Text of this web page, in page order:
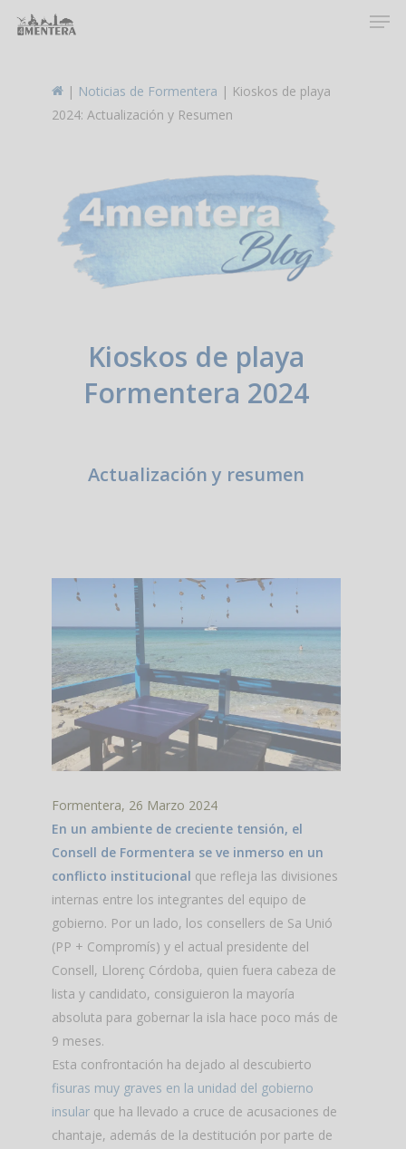
| Noticias de Formentera | Kioskos de playa
2024: Actualización y Resumen
Kioskos de playa
Formentera 2024
Actualización y resumen
Formentera, 26 Marzo 2024
En un ambiente de creciente tensión, el
Consell de Formentera se ve inmerso en un
conflicto institucional que refleja las divisiones
internas entre los integrantes del equipo de
gobierno. Por un lado, los consellers de Sa Unió
(PP + Compromís) y el actual presidente del
Consell, Llorenç Córdoba, quien fuera cabeza de
lista y candidato, consiguieron la mayoría
absoluta para gobernar la isla hace poco más de
9 meses.
Esta confrontación ha dejado al descubierto
fisuras muy graves en la unidad del gobierno
insularque ha llevado a cruce de acusaciones de
chantaje, además de la destitución por parte de